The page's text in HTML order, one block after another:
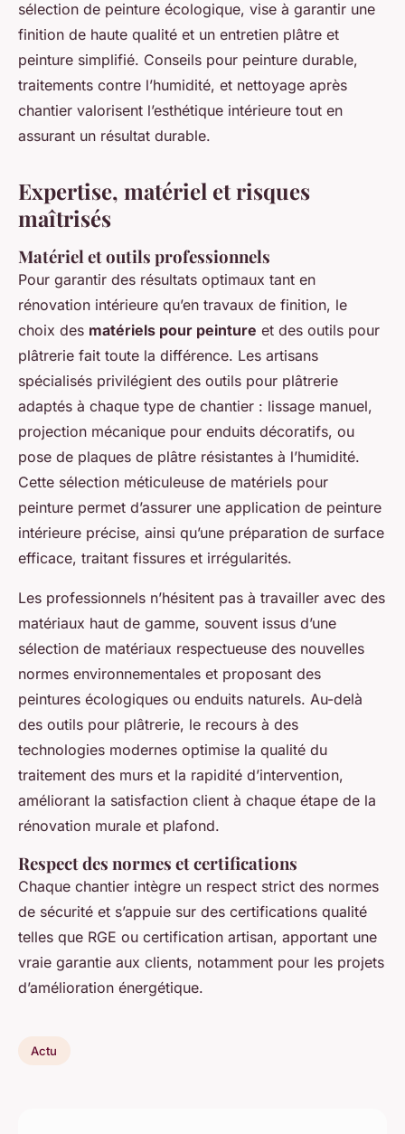
sélection de peinture écologique, vise à garantir une
finition de haute qualité et un entretien plâtre et
peinture simplifié. Conseils pour peinture durable,
traitements contre l’humidité, et nettoyage après
chantier valorisent l’esthétique intérieure tout en
assurant un résultat durable.
Expertise, matériel et risques
maîtrisés
Matériel et outils professionnels
Pour garantir des résultats optimaux tant en
rénovation intérieure qu’en travaux de finition, le
choix des matériels pour peinture et des outils pour
plâtrerie fait toute la différence. Les artisans
spécialisés privilégient des outils pour plâtrerie
adaptés à chaque type de chantier : lissage manuel,
projection mécanique pour enduits décoratifs, ou
pose de plaques de plâtre résistantes à l’humidité.
Cette sélection méticuleuse de matériels pour
peinture permet d’assurer une application de peinture
intérieure précise, ainsi qu’une préparation de surface
efficace, traitant fissures et irrégularités.
Les professionnels n’hésitent pas à travailler avec des
matériaux haut de gamme, souvent issus d’une
sélection de matériaux respectueuse des nouvelles
normes environnementales et proposant des
peintures écologiques ou enduits naturels. Au-delà
des outils pour plâtrerie, le recours à des
technologies modernes optimise la qualité du
traitement des murs et la rapidité d’intervention,
améliorant la satisfaction client à chaque étape de la
rénovation murale et plafond.
Respect des normes et certifications
Chaque chantier intègre un respect strict des normes
de sécurité et s’appuie sur des certifications qualité
telles que RGE ou certification artisan, apportant une
vraie garantie aux clients, notamment pour les projets
d’amélioration énergétique.
Actu